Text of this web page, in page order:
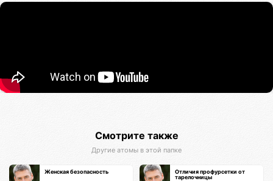
Смотрите также
Другие атомы в этой папке
Женская безопасность
Отличия профурсетки от
тарелочницы